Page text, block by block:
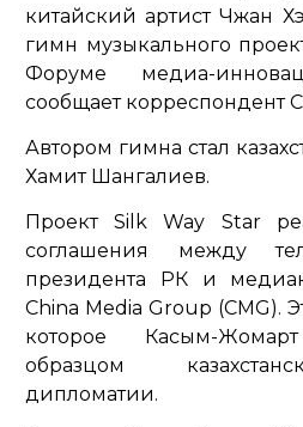
китайский артист Чжан
гимн музыкального
Форуме медиа-
сообщает корреспондент
Автором гимна стал
Хамит Шангалиев.
Проект Silk Way Star
соглашения между
президента РК и
China Media Group (CMG).
которое Касым-
образцом
дипломатии.